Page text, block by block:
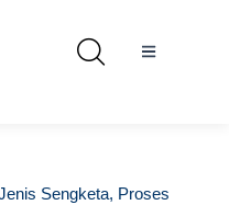
Sengketa, Proses